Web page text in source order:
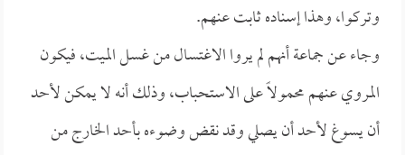
وتركوا، وهذا إسناده ثابت عنهم.
وجاء عن جماعة أنهم لم يروا الاغتسال من غسل الميت، فيكون
المروي عنهم محمولاً على الاستحباب، وذلك أنه لا يمكن لأحد
أن يسوغ لأحد أن يصلي وقد نقض وضوءه بأحد الخارج من